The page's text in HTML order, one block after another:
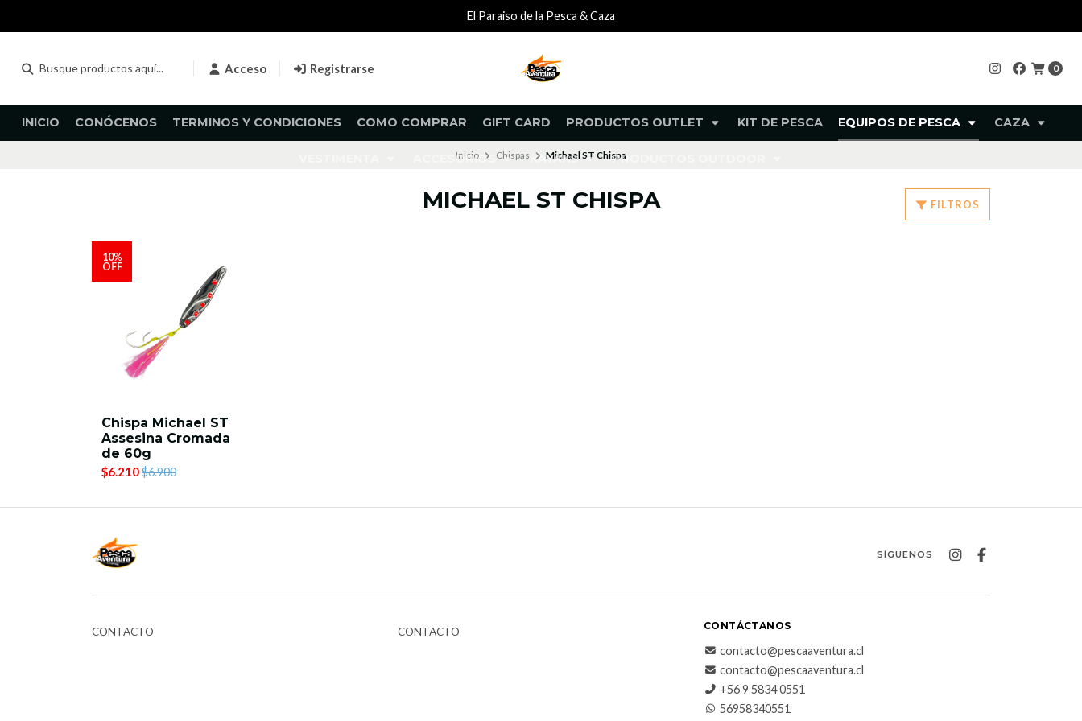
Acceso Registrarse 0
INICIO CONÓCENOS TERMINOS Y CONDICIONES COMO COMPRAR GIFT CARD PRODUCTOS OUTLET KIT DE PESCA EQUIPOS DE PESCA CAZA
ACCESORIOS KAYAKS PRODUCTOS OUTDOOR
El Paraiso de la Pesca & Caza
Inicio Chispas Michael ST Chispa
MICHAEL ST CHISPA FILTROS
10%
OFF
Chispa Michael ST
Assesina Cromada
de 60g
$6.210$6.900
SÍGUENOS
CONTACTO CONTACTO CONTÁCTANOS
contacto@pescaaventura.cl
contacto@pescaaventura.cl
+56 9 5834 0551
56958340551